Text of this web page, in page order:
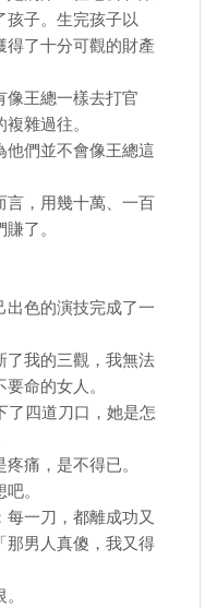
孩子。生完孩子以
得了十分可觀的財產
像王總一樣去打官
雜過往。
他們並不會像王總這
言，用幾十萬、一百
了。
出色的演技完成了一
了我的三觀，我無法
命的女人。
了四道刀口，她是怎
痛，是不得已。
。
一刀，都離成功又
那男人真傻，我又得